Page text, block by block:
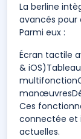
La berline
avancés pour
Parmi eux :
Écran tactile
&
Ces
connectée et
actuelles.